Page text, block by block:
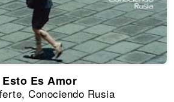
Esto Es Amor
Conociendo Rusia